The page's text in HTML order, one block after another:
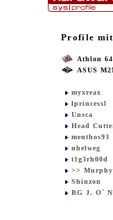
Profile
Athlon
ASUS
myxreax
lprincessl
Unsca
Head
menthos93
nhelweg
t1g3rh00d
>>
Shinzon
BG J. O´